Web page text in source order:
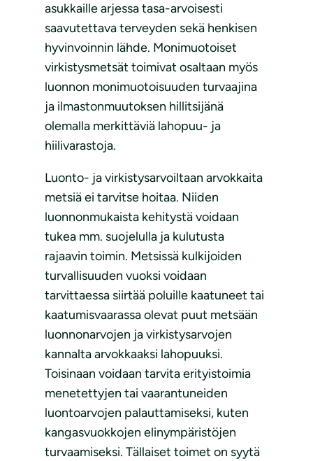
asukkaille arjessa tasa-arvoisesti
saavutettava terveyden sekä henkisen
hyvinvoinnin lähde. Monimuotoiset
virkistysmetsät toimivat osaltaan myös
luonnon monimuotoisuuden turvaajina
ja ilmastonmuutoksen hillitsijänä
olemalla merkittäviä lahopuu- ja
hiilivarastoja.
Luonto- ja virkistysarvoiltaan arvokkaita
metsiä ei tarvitse hoitaa. Niiden
luonnonmukaista kehitystä voidaan
tukea mm. suojelulla ja kulutusta
rajaavin toimin. Metsissä kulkijoiden
turvallisuuden vuoksi voidaan
tarvittaessa siirtää poluille kaatuneet tai
kaatumisvaarassa olevat puut metsään
luonnonarvojen ja virkistysarvojen
kannalta arvokkaaksi lahopuuksi.
Toisinaan voidaan tarvita erityistoimia
menetettyjen tai vaarantuneiden
luontoarvojen palauttamiseksi, kuten
kangasvuokkojen elinympäristöjen
turvaamiseksi. Tällaiset toimet on syytä